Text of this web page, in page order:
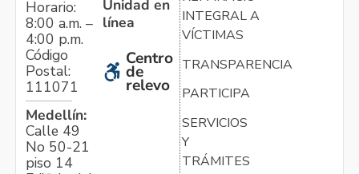
Horario:
8:00 a.m. –
4:00 p.m.
Código
Postal:
111071
Medellín:
Calle 49
No 50-21
piso 14
Unidad en
línea
Centro
de
relevo
INTEGRAL A
VÍCTIMAS
TRANSPARENCIA
PARTICIPA
SERVICIOS
Y
TRÁMITES